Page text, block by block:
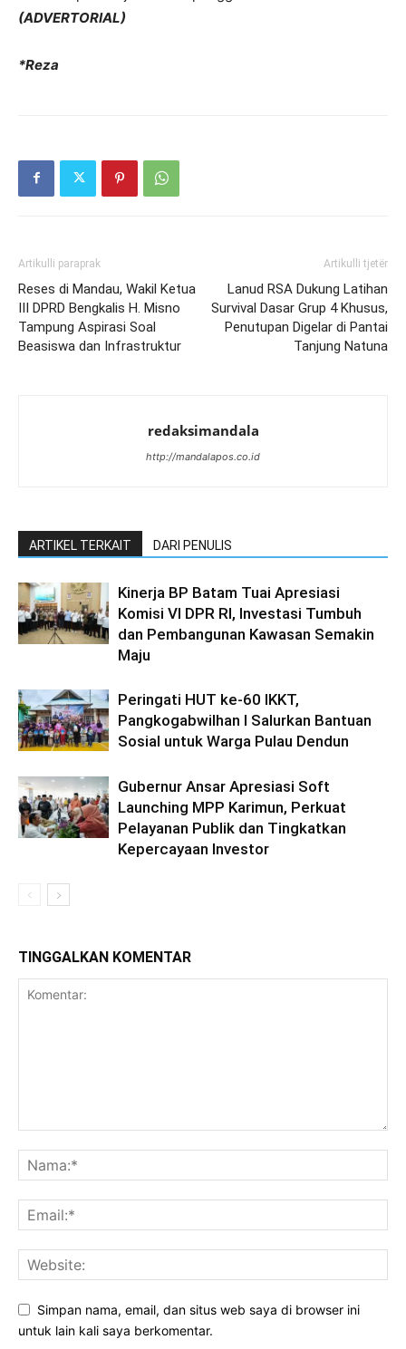
(ADVERTORIAL)
*Reza
Artikulli paraprak
Reses di Mandau, Wakil Ketua
III DPRD Bengkalis H. Misno
Tampung Aspirasi Soal
Beasiswa dan Infrastruktur
Artikulli tjetër
Lanud RSA Dukung Latihan
Survival Dasar Grup 4 Khusus,
Penutupan Digelar di Pantai
Tanjung Natuna
redaksimandala
http://mandalapos.co.id
ARTIKEL TERKAIT DARI PENULIS
Kinerja BP Batam Tuai Apresiasi
Komisi VI DPR RI, Investasi Tumbuh
dan Pembangunan Kawasan Semakin
Maju
Peringati HUT ke-60 IKKT,
Pangkogabwilhan I Salurkan Bantuan
Sosial untuk Warga Pulau Dendun
Gubernur Ansar Apresiasi Soft
Launching MPP Karimun, Perkuat
Pelayanan Publik dan Tingkatkan
Kepercayaan Investor
TINGGALKAN KOMENTAR
Simpan nama, email, dan situs web saya di browser ini
untuk lain kali saya berkomentar.